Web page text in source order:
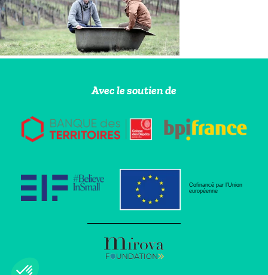
Avec le soutien de
Cofinancé par l’Union
européenne